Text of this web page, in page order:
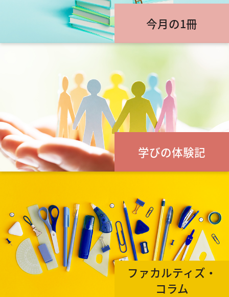
今月の1冊
学びの体験記
ファカルティズ・
コラム